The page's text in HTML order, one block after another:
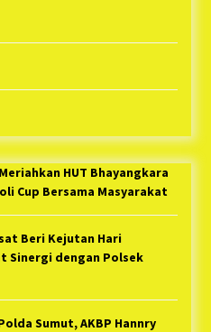
HUT Bhayangkara
Cup Bersama Masyarakat
Beri Kejutan Hari
Sinergi dengan Polsek
Sumut, AKBP Hannry